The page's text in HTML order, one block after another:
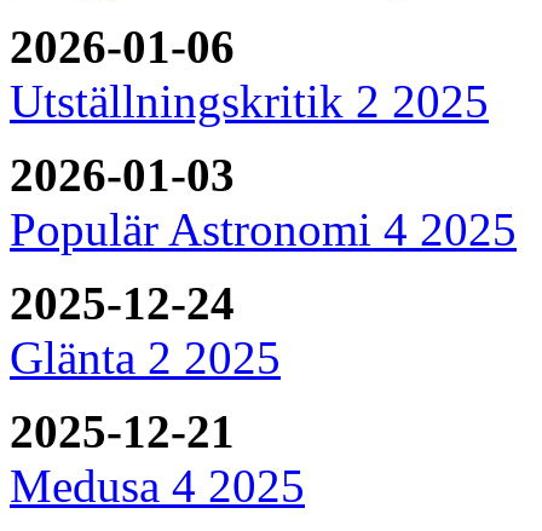
2026-01-06
Utställningskritik 2 2025
2026-01-03
Populär Astronomi 4 2025
2025-12-24
Glänta 2 2025
2025-12-21
Medusa 4 2025